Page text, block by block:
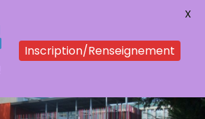
Inscription/Renseignement
X